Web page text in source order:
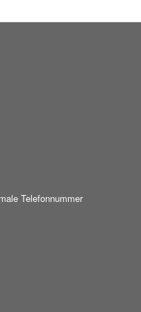
Telefonnummer